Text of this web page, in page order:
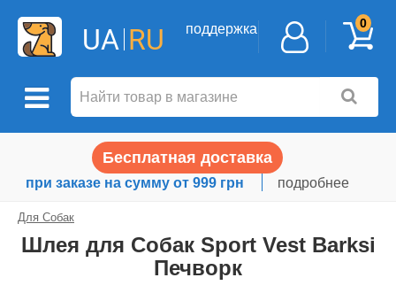
UA RU поддержка 0
Бесплатная доставка
при заказе на сумму от 999 грн подробнее
Для Собак
Шлея для Собак Sport Vest Barksi
Печворк